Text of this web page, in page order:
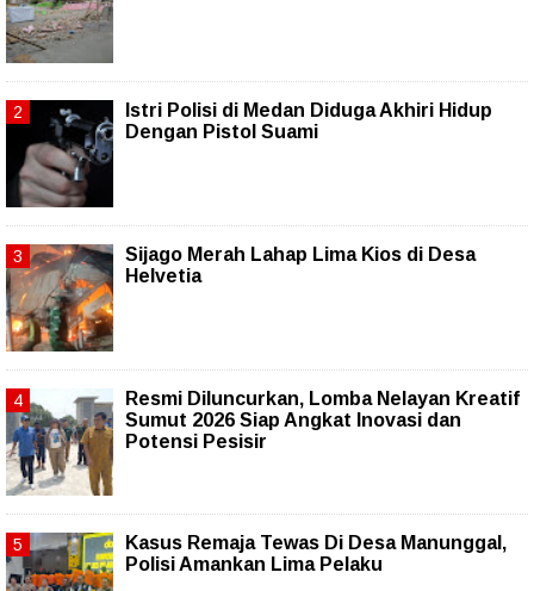
Istri Polisi di Medan Diduga Akhiri Hidup
Dengan Pistol Suami
Sijago Merah Lahap Lima Kios di Desa
Helvetia
Resmi Diluncurkan, Lomba Nelayan Kreatif
Sumut 2026 Siap Angkat Inovasi dan
Potensi Pesisir
Kasus Remaja Tewas Di Desa Manunggal,
Polisi Amankan Lima Pelaku